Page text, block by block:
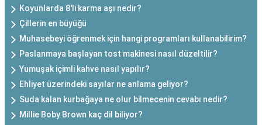
Koyunlarda 8'li karma aşı nedir?
Çillerin en büyüğü
Muhasebeyi öğrenmek için hangi programları kullanabilirim?
Paslanmaya başlayan tost makinesi nasıl düzeltilir?
Yumuşak içimli kahve nasıl yapılır?
Ehliyet üzerindeki sayılar ne anlama geliyor?
Suda kalan kurbağaya ne olur bilmecenin cevabı nedir?
Millie Boby Brown kaç dil biliyor?